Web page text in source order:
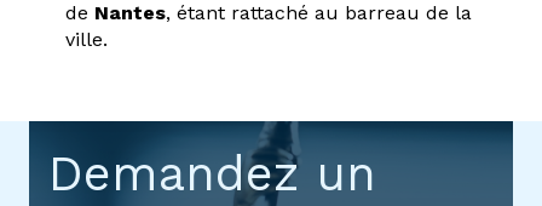
de Nantes, étant rattaché au barreau de la
ville.
Demandez un